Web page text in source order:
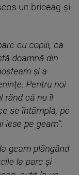
un briceag și
cu copiii, ca
doamnă din
și a
Pentru noi
rând că nu îl
se întâmplă, pe
pe geam”.
geam plângând
la parc și